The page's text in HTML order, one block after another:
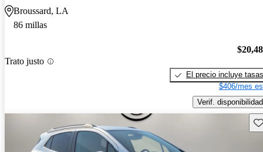
Broussard, LA
86 millas
Trato justo
El precio incluye tasas
$406/mes
Verif. disponibilidad